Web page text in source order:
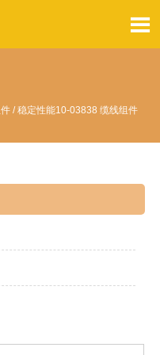

/稳定性能10-03838 缆线组件